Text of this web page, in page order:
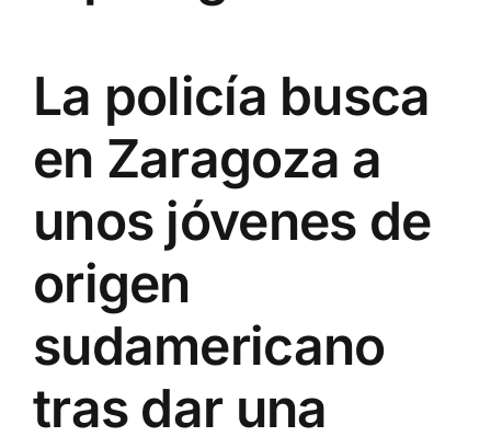
La policía busca
en Zaragoza a
unos jóvenes de
origen
sudamericano
tras dar una